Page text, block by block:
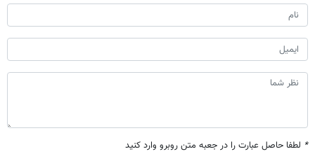
* لطفا حاصل عبارت را در جعبه متن روبرو وارد کنید